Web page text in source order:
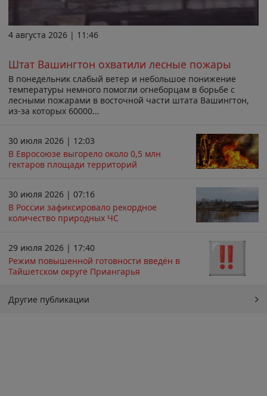
4 августа 2026 | 11:46
Штат Вашингтон охватили лесные пожары
В понедельник слабый ветер и небольшое понижение
температуры немного помогли огнеборцам в борьбе с
лесными пожарами в восточной части штата Вашингтон,
из-за которых 60000...
30 июля 2026 | 12:03
В Евросоюзе выгорело около 0,5 млн
гектаров площади территорий
30 июля 2026 | 07:16
В России зафиксировало рекордное
количество природных ЧС
29 июля 2026 | 17:40
Режим повышенной готовности введён в
Тайшетском округе Приангарья
Другие публикации